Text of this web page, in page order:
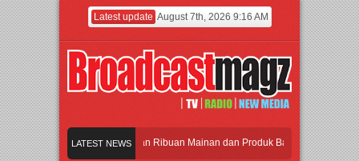
Latest update August 7th, 2026 9:16 AM
LATEST NEWS
Meramaikan Jakarta dengan Ribuan Mainan dan Produk Bayi dari Seluruh